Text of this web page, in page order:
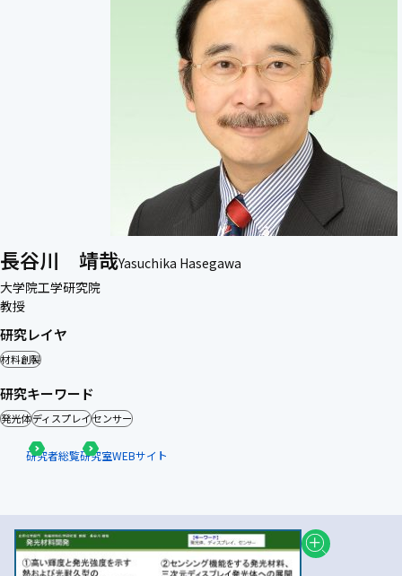
長谷川 靖哉Yasuchika Hasegawa
大学院工学研究院
教授
研究レイヤ
材料創製
研究キーワード
発光体ディスプレイセンサー
研究者総覧研究室WEBサイト